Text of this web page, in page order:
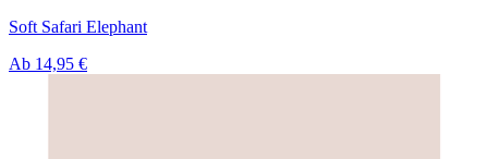
Soft Safari Elephant
Ab 14,95 €